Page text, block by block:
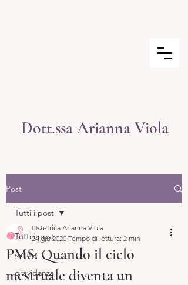
Dott.ssa Arianna Viola
Post
Tutti i post
salute
gravidanza
Tutti i post
PMS: Quando il ciclo
mestruale diventa un
Ostetrica Arianna Viola
24 giu 2020 Tempo di lettura: 2 min